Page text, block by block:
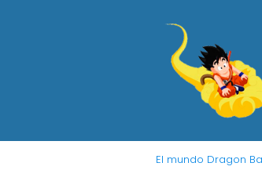
El mundo Dragon